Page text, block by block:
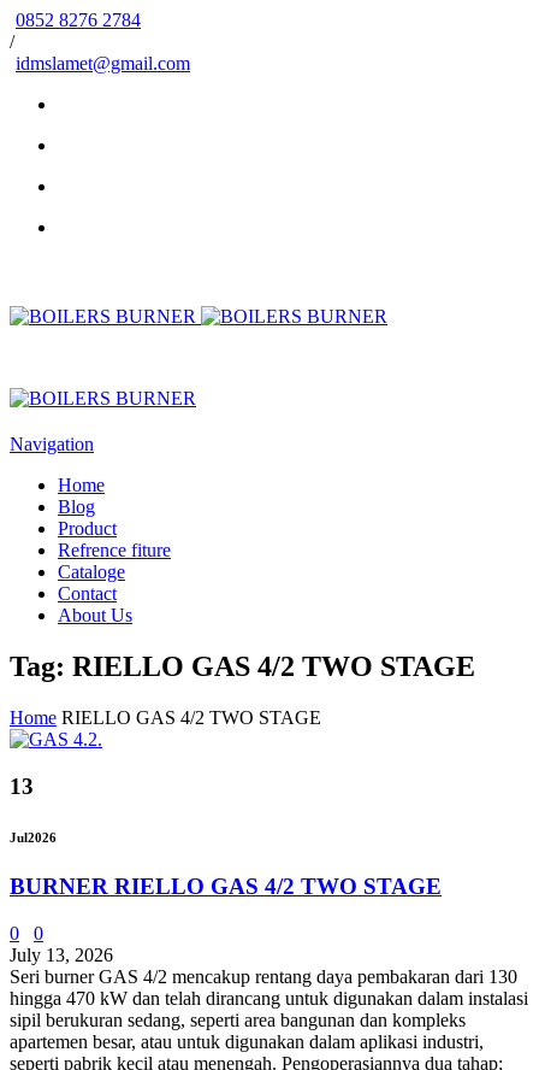
0852 8276 2784
/
idmslamet@gmail.com
Navigation
Home
Blog
Product
Refrence fiture
Cataloge
Contact
About Us
Tag: RIELLO GAS 4/2 TWO STAGE
Home RIELLO GAS 4/2 TWO STAGE
13
Jul2026
BURNER RIELLO GAS 4/2 TWO STAGE
0
0
July 13, 2026
Seri burner GAS 4/2 mencakup rentang daya pembakaran dari 130
hingga 470 kW dan telah dirancang untuk digunakan dalam instalasi
sipil berukuran sedang, seperti area bangunan dan kompleks
apartemen besar, atau untuk digunakan dalam aplikasi industri,
seperti pabrik kecil atau menengah. Pengoperasiannya dua tahap;